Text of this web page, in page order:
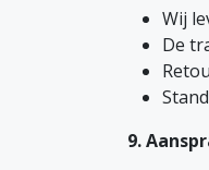
Wij
De
9.